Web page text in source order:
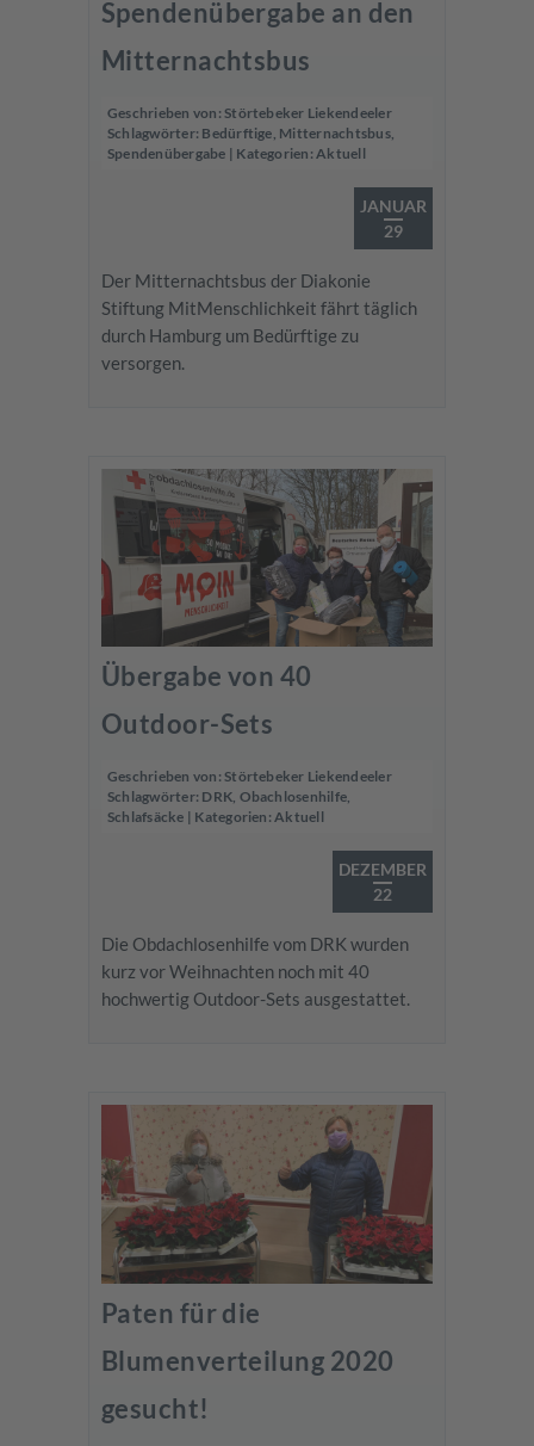
Spendenübergabe an den
Mitternachtsbus
Geschrieben von: Störtebeker Liekendeeler
Schlagwörter: Bedürftige, Mitternachtsbus,
Spendenübergabe | Kategorien:Aktuell
JANUAR
29
Der Mitternachtsbus der Diakonie
Stiftung MitMenschlichkeit fährt täglich
durch Hamburg um Bedürftige zu
versorgen.
Übergabe von 40
Outdoor-Sets
Geschrieben von: Störtebeker Liekendeeler
Schlagwörter: DRK, Obachlosenhilfe,
Schlafsäcke | Kategorien:Aktuell
DEZEMBER
22
Die Obdachlosenhilfe vom DRK wurden
kurz vor Weihnachten noch mit 40
hochwertig Outdoor-Sets ausgestattet.
Paten für die
Blumenverteilung 2020
gesucht!